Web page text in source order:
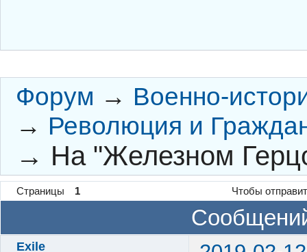
Форум → Военно-
→ Революция и
→ На "Железном
Страницы 1 Чтобы
Exile